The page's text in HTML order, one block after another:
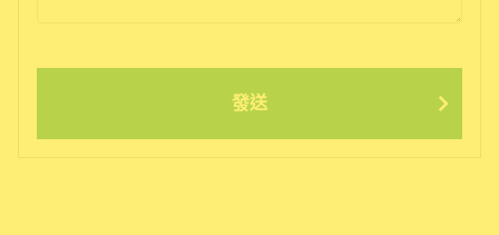
發送